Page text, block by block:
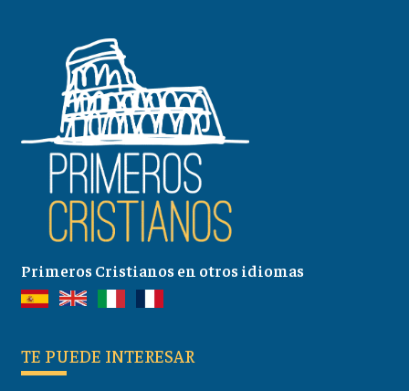
Primeros Cristianos en otros idiomas
TE PUEDE INTERESAR